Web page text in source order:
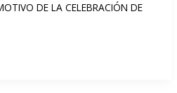
DE LA CELEBRACIÓN DE